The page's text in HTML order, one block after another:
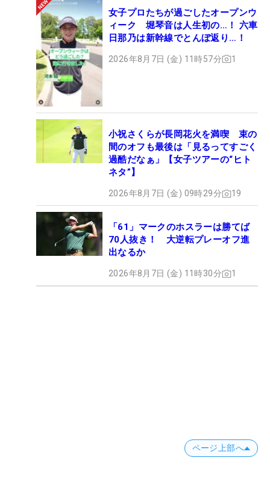
女子プロたちが過ごしたオープンウ
ィーク 堀琴音は人生初の…！ 六車
日那乃は新幹線でとんぼ返り…！
2026年8月7日 (金) 11時57分 1
小祝さくらが長岡花火を満喫 束の
間のオフも最後は「見るってすごく
過酷だなぁ」【女子ツアーの“ヒト
ネタ”】
2026年8月7日 (金) 09時29分 19
「61」マークのホスラーは勝てば
70人抜き！ 大逆転プレーオフ進
出なるか
2026年8月7日 (金) 11時30分 1
ページ上部へ